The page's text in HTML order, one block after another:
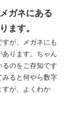
ガネにある
ます。
が、メガネにも
ります。ちゃん
るのをご存知です
みると何やら数字
すが、よくわか